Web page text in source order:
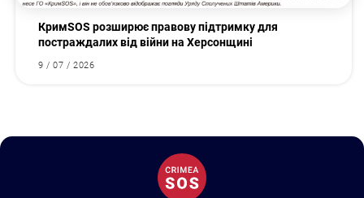
КримSOS розширює правову підтримку для
постраждалих від війни на Херсонщині
9 / 07 / 2026